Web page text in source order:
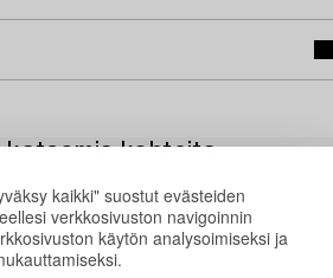
kaikki" suostut evästeiden
verkkosivuston navigoinnin
käytön analysoimiseksi ja
katsomia kohteita